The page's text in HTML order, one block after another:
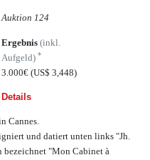
Auktion 124
Ergebnis (inkl.
Aufgeld) *
3.000€ (US$ 3,448)
Details
Cannes.
und datiert unten links "Jh.
bezeichnet "Mon Cabinet à